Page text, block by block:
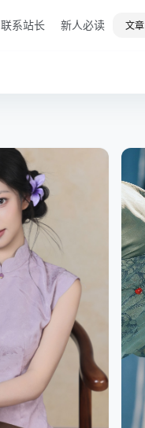
联系站长 新人必读 文章